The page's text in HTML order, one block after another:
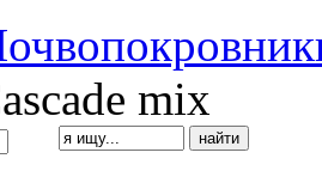
mix